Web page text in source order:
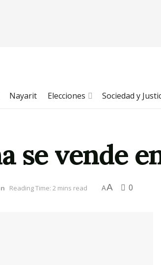
Nayarit Elecciones Sociedad y
se vende
Reading Time: 2 mins read AA 0